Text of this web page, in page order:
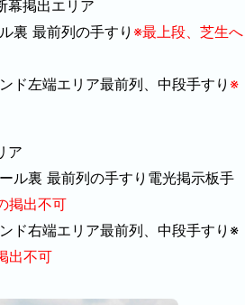
幕掲出エリア
裏 最前列の手すり※最上段、芝生へ
ド左端エリア最前列、中段手すり ※
ア
ル裏 最前列の手すり電光掲示板手
掲出不可
ド右端エリア最前列、中段手すり※
出不可